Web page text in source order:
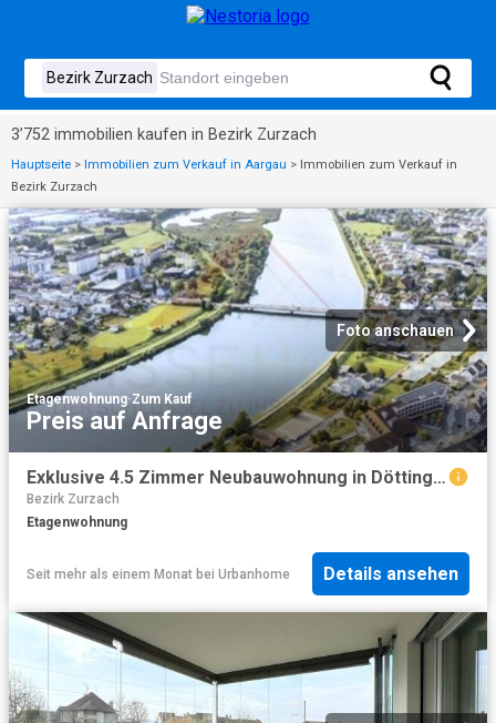
3’752 immobilien kaufen in Bezirk Zurzach
Hauptseite > Immobilien zum Verkauf in Aargau > Immobilien zum Verkauf in
Bezirk Zurzach
Foto anschauen
Etagenwohnung·Zum Kauf
Preis auf Anfrage
Exklusive 4.5 Zimmer Neubauwohnung in Döttingen letzte verfügbare Einheit
Bezirk Zurzach
Etagenwohnung
Seit mehr als einem Monat bei Urbanhome Details ansehen